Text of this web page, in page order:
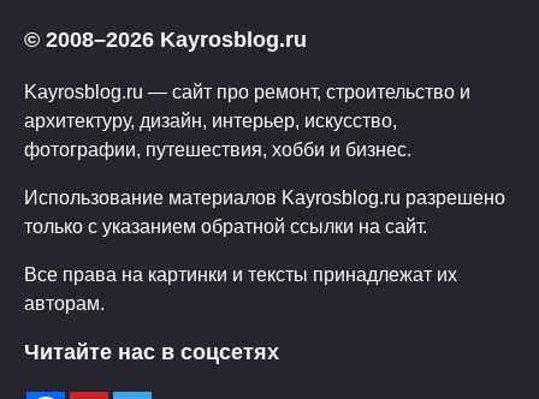
© 2008–2026 Kayrosblog.ru
Kayrosblog.ru — сайт про ремонт, строительство и
архитектуру, дизайн, интерьер, искусство,
фотографии, путешествия, хобби и бизнес.
Использование материалов Kayrosblog.ru разрешено
только с указанием обратной ссылки на сайт.
Все права на картинки и тексты принадлежат их
авторам.
Читайте нас в соцсетях